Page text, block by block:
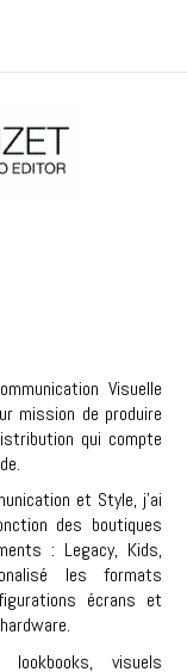
Visuelle
mission de produire
qui compte
et Style, j’ai
des boutiques
: Legacy, Kids,
les formats
écrans et
visuels